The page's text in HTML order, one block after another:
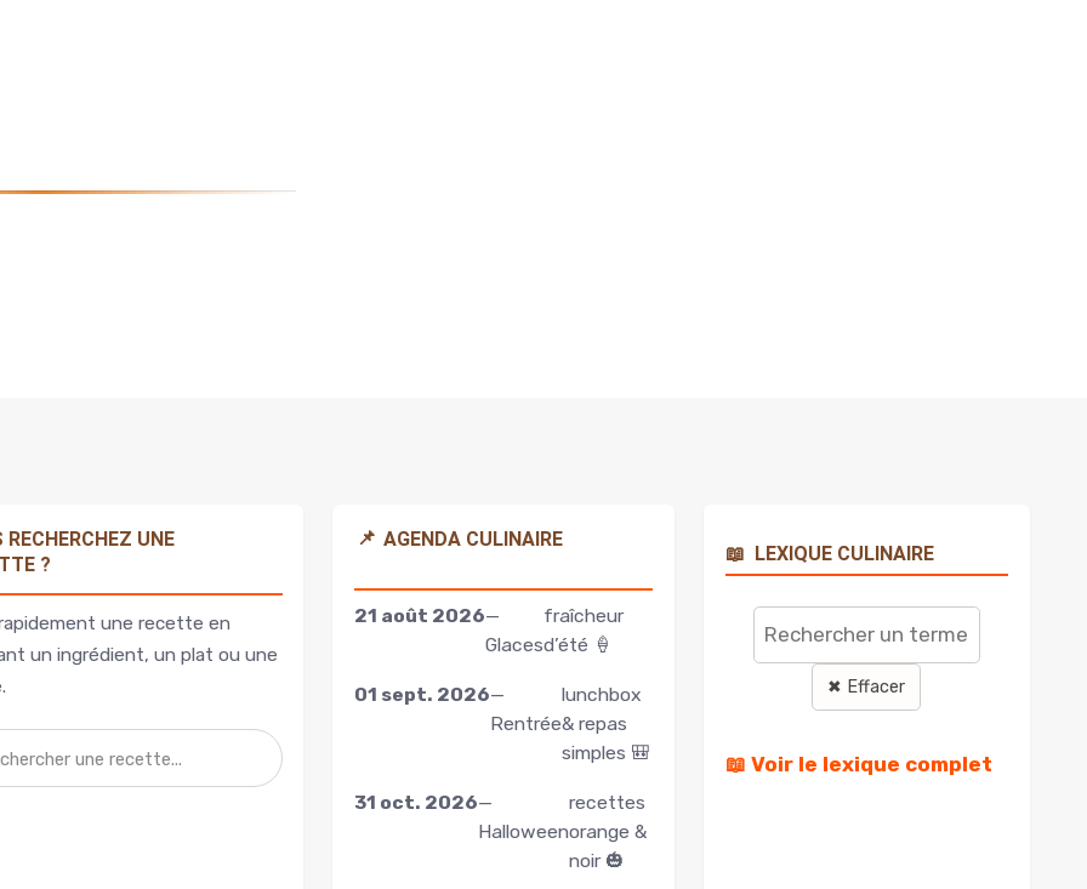
RECHERCHEZ UNE
?
une recette en
un ingrédient, un plat ou une
📌 AGENDA CULINAIRE
21 août 2026—
Glaces
fraîcheur
d’été 🍦
01 sept. 2026—
Rentrée
lunchbox
& repas
simples 🎒
31 oct. 2026—
Halloween
recettes
orange &
noir 🎃
📖 LEXIQUE CULINAIRE
Rechercher
terme
✖ Effacer
📖 Voir le lexique complet